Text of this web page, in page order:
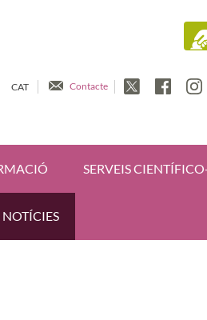
CAT Contacte
SERVEIS
NOTÍCIES